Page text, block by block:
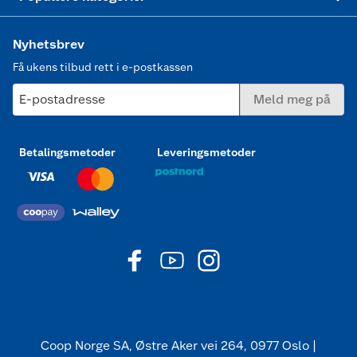
Nyhetsbrev
Få ukens tilbud rett i e-postkassen
E-postadresse Meld meg på
Betalingsmetoder Leveringsmetoder
Coop Norge SA, Østre Aker vei 264, 0977 Oslo |